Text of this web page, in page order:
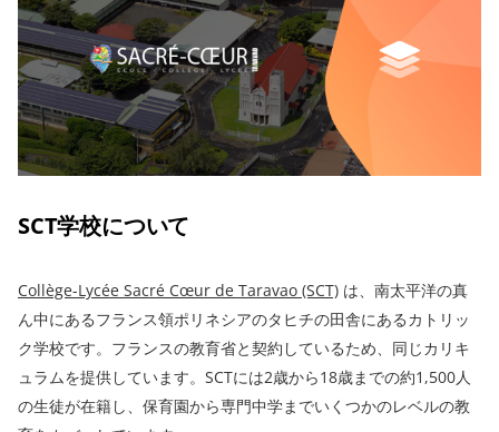
SCT学校について
Collège-Lycée Sacré Cœur de Taravao (SCT) は、南太平洋の真
ん中にあるフランス領ポリネシアのタヒチの田舎にあるカトリッ
ク学校です。フランスの教育省と契約しているため、同じカリキ
ュラムを提供しています。SCTには2歳から18歳までの約1,500人
の生徒が在籍し、保育園から専門中学までいくつかのレベルの教